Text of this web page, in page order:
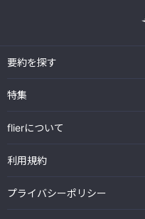
要約を探す
特集
flierについて
利用規約
プライバシーポリシー